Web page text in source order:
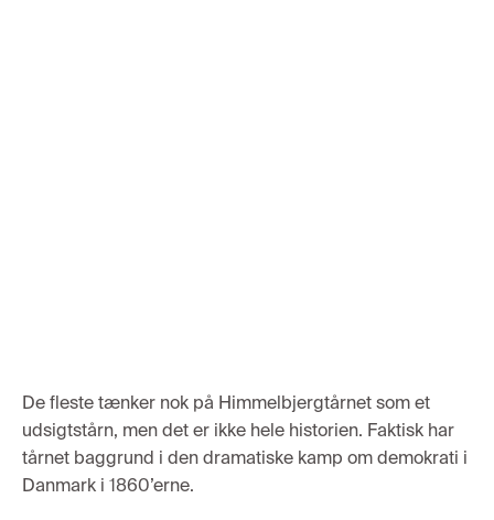
De fleste tænker nok på Himmelbjergtårnet som et
udsigtstårn, men det er ikke hele historien. Faktisk har
tårnet baggrund i dendramatiske kamp om demokrati i
Danmark i 1860’erne.